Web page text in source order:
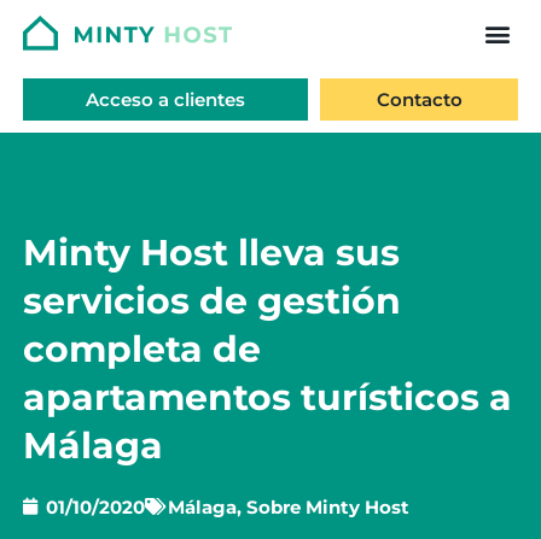
Acceso a clientes Contacto
Minty Host lleva sus
servicios de gestión
completa de
apartamentos turísticos a
Málaga
01/10/2020 Málaga, Sobre Minty Host